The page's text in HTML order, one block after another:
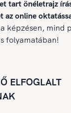
tart önéletrajz
az online
képzésen, mind
folyamatában!
ELFOGLALT